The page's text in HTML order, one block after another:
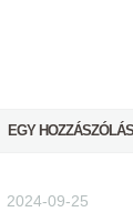
EGY HOZZÁSZÓLÁS
2024-09-25